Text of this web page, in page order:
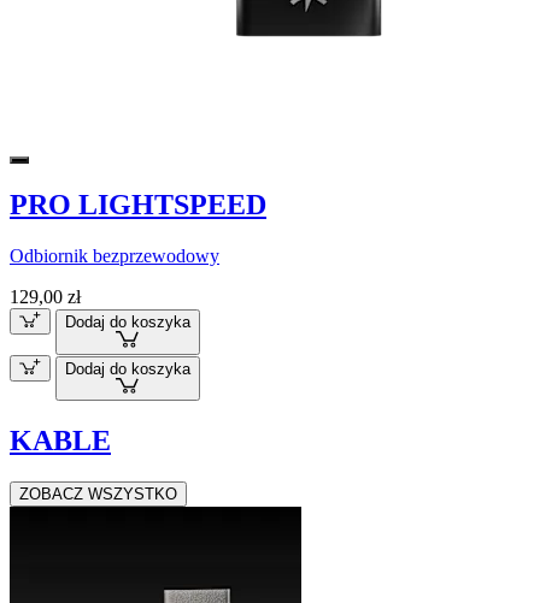
PRO LIGHTSPEED
Odbiornik bezprzewodowy
129,00 zł
Dodaj do koszyka
Dodaj do koszyka
KABLE
ZOBACZ WSZYSTKO